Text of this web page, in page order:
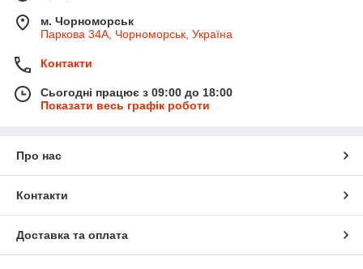
м. Чорноморськ
Паркова 34А, Чорноморськ, Україна
Контакти
Сьогодні працює з 09:00 до 18:00
Показати весь графік роботи
Про нас
Контакти
Доставка та оплата